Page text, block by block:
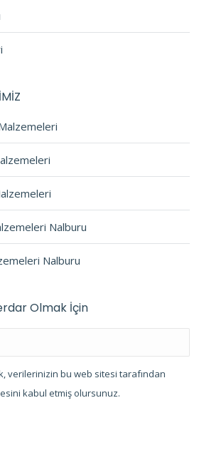
Nalburu
Nalburu
Olmak İçin
verilerinizin bu web sitesi tarafından
kabul etmiş olursunuz.